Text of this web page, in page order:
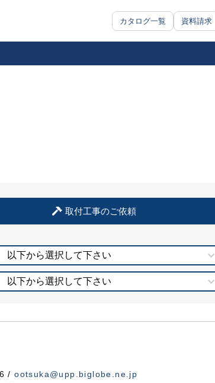
カタログ一覧 資料請求
取付工事のご依頼
以下から選択して下さい
以下から選択して下さい
/ootsuka@upp.biglobe.ne.jp